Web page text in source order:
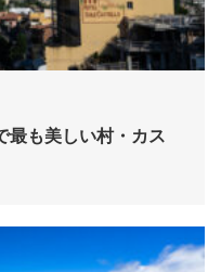
最も美しい村・カス